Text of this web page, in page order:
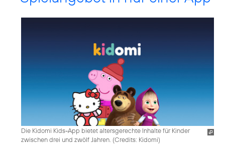
Die Kidomi Kids-App bietet altersgerechte Inhalte für Kinder
zwischen drei und zwölf Jahren. (Credits: Kidomi)